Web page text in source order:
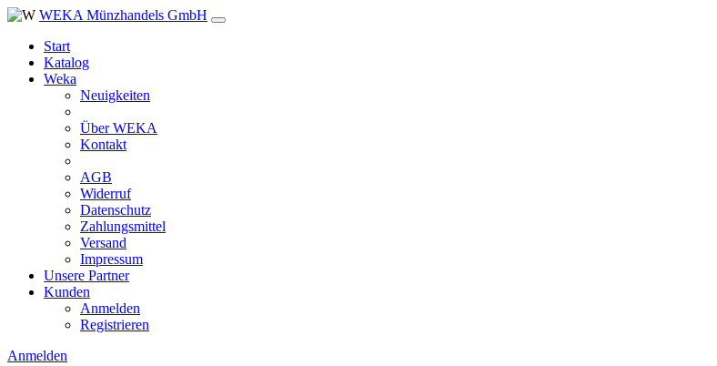
WEKA Münzhandels GmbH
Start
Katalog
Weka
Neuigkeiten
Über WEKA
Kontakt
AGB
Widerruf
Datenschutz
Zahlungsmittel
Versand
Impressum
Unsere Partner
Kunden
Anmelden
Registrieren
Anmelden